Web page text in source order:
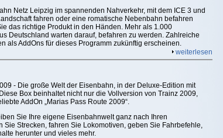
Netz Leipzig im spannenden Nahverkehr, mit dem ICE 3 und
fahren oder eine romatische Nebenbahn befahren
das richtige Produkt in den Händen. Mehr als 1.000
Deutschland warten darauf, befahren zu werden. Zahlreiche
als AddOns für dieses Programm zukünftig erscheinen.
weiterlesen
- Die große Welt der Eisenbahn, in der Deluxe-Edition mit
Box beinhaltet nicht nur die Vollversion von Trainz 2009,
AddOn „Marias Pass Route 2009“.
Sie Ihre eigene Eisenbahnwelt ganz nach Ihren
Sie Strecken, fahren Sie Lokomotiven, geben Sie Fahrbefehle,
herunter und vieles mehr.